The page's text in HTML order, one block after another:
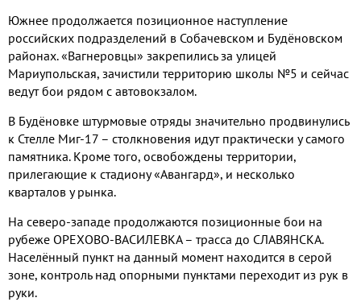
Южнее продолжается позиционное наступление
российских подразделений в Собачевском и Будёновском
районах. «Вагнеровцы» закрепились за улицей
Мариупольская, зачистили территорию школы №5 и сейчас
ведут бои рядом с автовокзалом.
В Будёновке штурмовые отряды значительно продвинулись
к Стелле Миг-17 – столкновения идут практически у самого
памятника. Кроме того, освобождены территории,
прилегающие к стадиону «Авангард», и несколько
кварталов у рынка.
На северо-западе продолжаются позиционные бои на
рубеже ОРЕХОВО-ВАСИЛЕВКА – трасса до СЛАВЯНСКА.
Населённый пункт на данный момент находится в серой
зоне, контроль над опорными пунктами переходит из рук в
руки.